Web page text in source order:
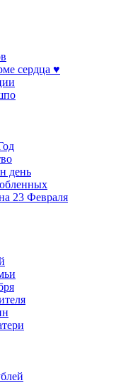
сердца ♥
день
23 Февраля